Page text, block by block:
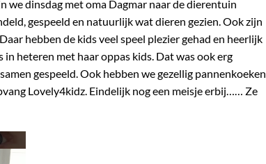
we dinsdag met oma Dagmar naar de dierentuin
gespeeld en natuurlijk wat dieren gezien. Ook zijn
hebben de kids veel speel plezier gehad en heerlijk
heteren met haar oppas kids. Dat was ook erg
gespeeld. Ook hebben we gezellig pannenkoeken
Lovely4kidz. Eindelijk nog een meisje erbij…… Ze